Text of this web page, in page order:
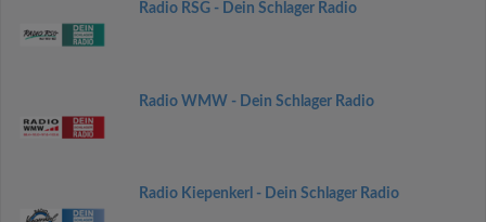
Radio RSG - Dein Schlager Radio
Radio WMW - Dein Schlager Radio
Radio Kiepenkerl - Dein Schlager Radio